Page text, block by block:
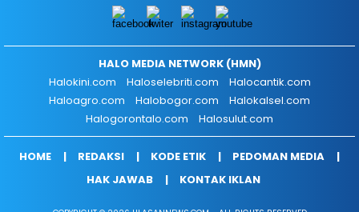
HALO MEDIA NETWORK (HMN)
Halokini.com
Haloselebriti.com
Halocantik.com
Haloagro.com
Halobogor.com
Halokalsel.com
Halogorontalo.com
Halosulut.com
HOME REDAKSI KODE ETIK
PEDOMAN MEDIA
HAK JAWAB
KONTAK IKLAN